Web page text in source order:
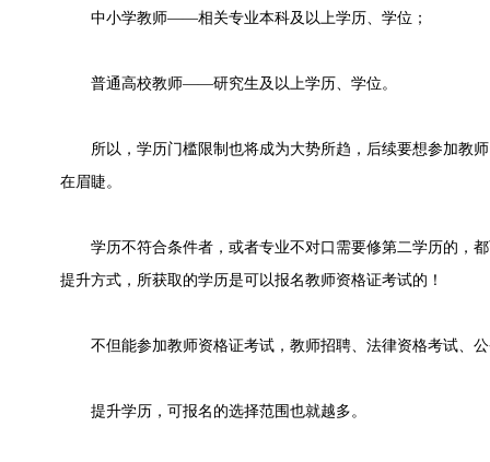
中小学教师——相关专业本科及以上学历、学位；
普通高校教师——研究生及以上学历、学位。
所以，学历门槛限制也将成为大势所趋，后续要想参加教师
在眉睫。
学历不符合条件者，或者专业不对口需要修第二学历的，都
提升方式，所获取的学历是可以报名教师资格证考试的！
不但能参加教师资格证考试，教师招聘、法律资格考试、公
提升学历，可报名的选择范围也就越多。